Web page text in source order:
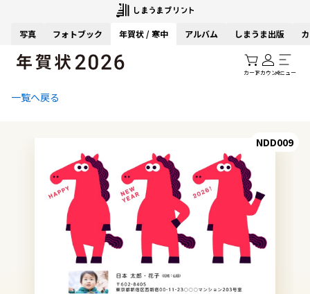
写真 フォトブック 年賀状 / 寒中 アルバム しまうま出版
カートアカウントメニュー
一覧へ戻る
NDD009